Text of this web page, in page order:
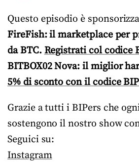
Questo episodio è
FireFish: il marketplace per
da BTC.Registrati col codice
BITBOX02 Nova: il miglior
5% di sconto con il codice
Grazie a tutti i BIPers che
sostengono il nostro show
Seguici su:
Instagram